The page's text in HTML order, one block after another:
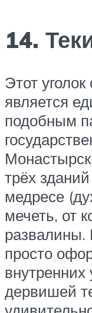
14.
Этот
является
подобным
трёх
медресе
мечеть, от
развалины.
просто
дервишей